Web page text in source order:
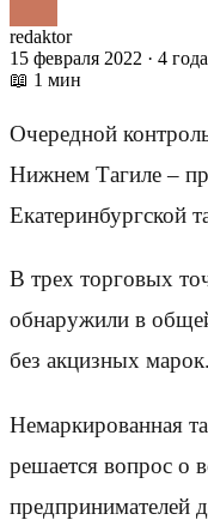
redaktor
15 февраля 2022 · 4
📖 1 мин
Очередной
Нижнем Тагиле –
Екатеринбургской
В трех торговых
обнаружили в
без акцизных марок.
Немаркированная
решается вопрос о
предпринимателей